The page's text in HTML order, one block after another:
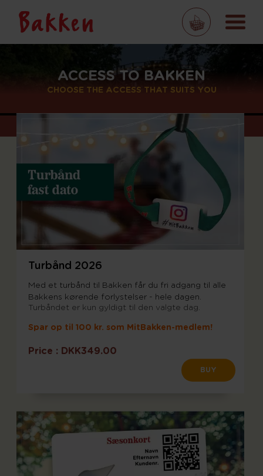
ACCESS TO BAKKEN
CHOOSE THE ACCESS THAT SUITS YOU
Turbånd 2026
Med et turbånd til Bakken får du fri adgang til alle
Bakkens kørende forlystelser - hele dagen.
Turbåndet er kun gyldigt til den valgte dag.
Spar op til 100 kr. som MitBakken-medlem!
Price : DKK349.00
BUY